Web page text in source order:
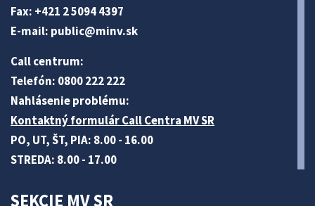
Fax: +421 2 5094 4397
E-mail: public@minv.sk
Call centrum:
Telefón: 0800 222 222
Nahlásenie problému:
Kontaktný formulár Call Centra MV SR
PO, UT, ŠT, PIA: 8.00 - 16.00
STREDA: 8.00 - 17.00
SEKCIE MV SR